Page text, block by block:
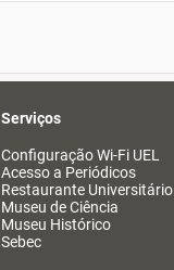
Serviços
Configuração Wi-Fi UEL
Acesso a Periódicos
Restaurante Universitário
Museu de Ciência
Museu Histórico
Sebec